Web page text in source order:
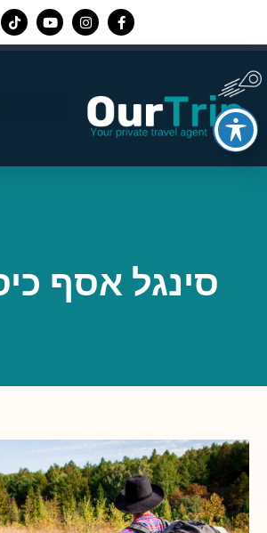
סינגל אסף